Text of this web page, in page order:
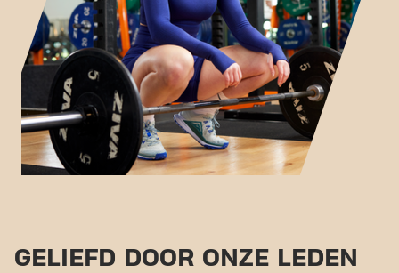
GELIEFD DOOR ONZE LEDEN